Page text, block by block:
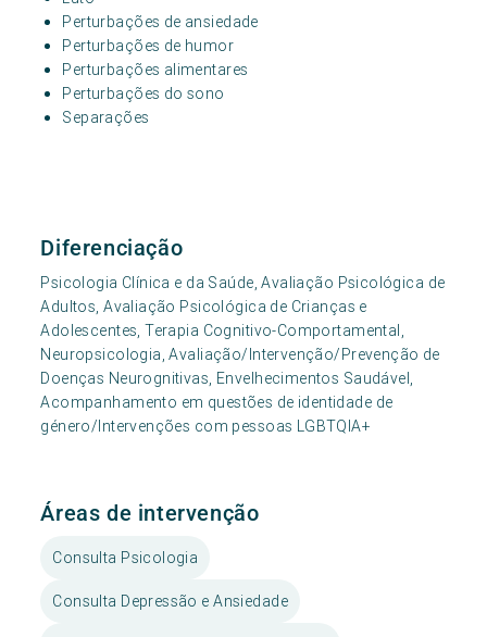
Perturbações de ansiedade
Perturbações de humor
Perturbações alimentares
Perturbações do sono
Separações
Diferenciação
Psicologia Clínica e da Saúde, Avaliação Psicológica de
Adultos, Avaliação Psicológica de Crianças e
Adolescentes, Terapia Cognitivo-Comportamental,
Neuropsicologia, Avaliação/Intervenção/Prevenção de
Doenças Neurognitivas, Envelhecimentos Saudável,
Acompanhamento em questões de identidade de
género/Intervenções com pessoas LGBTQIA+
Áreas de intervenção
Consulta Psicologia
Consulta Depressão e Ansiedade